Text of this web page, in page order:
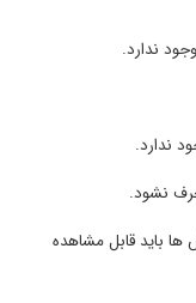
ندارد.
ندارد.
نشود.
ها باید قابل مشاهده